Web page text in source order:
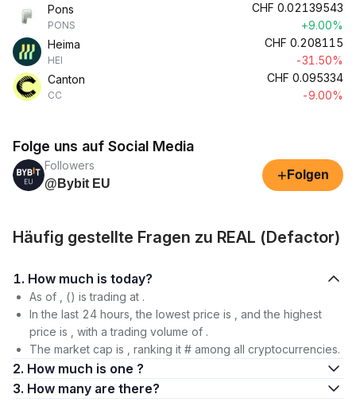
Pons
PONS
CHF 0.02139543
+9.00%
Heima
HEI
CHF 0.208115
-31.50%
Canton
CC
CHF 0.095334
-9.00%
Folge uns auf Social Media
Followers
@Bybit EU
+ Folgen
Häufig gestellte Fragen zu REAL (Defactor)
1. How much is today?
As of , () is trading at .
In the last 24 hours, the lowest price is , and the highest
price is , with a trading volume of .
The market cap is , ranking it # among all cryptocurrencies.
2. How much is one ?
3. How many are there?